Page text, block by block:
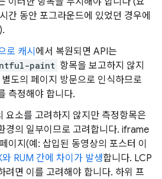
간 동안 포그라운드에 있었던 경우에
로 캐시 에서 복원되면 API는
paint 항목을 보고하지 않지
도의 페이지 방문으로 인식하므로
측정해야 합니다.
요소를 고려하지 않지만 측정항목은
경의 일부이므로 고려합니다. iframe
이지(예: 삽입된 동영상의 포스터 이
RUM 간에 차이가 발생합니다. LCP
려면 이를 고려해야 합니다. 하위 프